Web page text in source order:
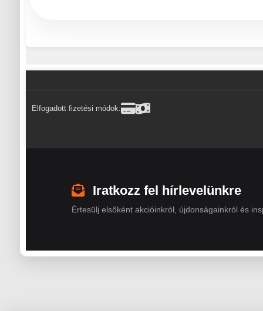
Elfogadott fizetési módok:
Iratkozz fel hírlevelünkre
Értesülj elsőként akcióinkról, újdonságainkról és